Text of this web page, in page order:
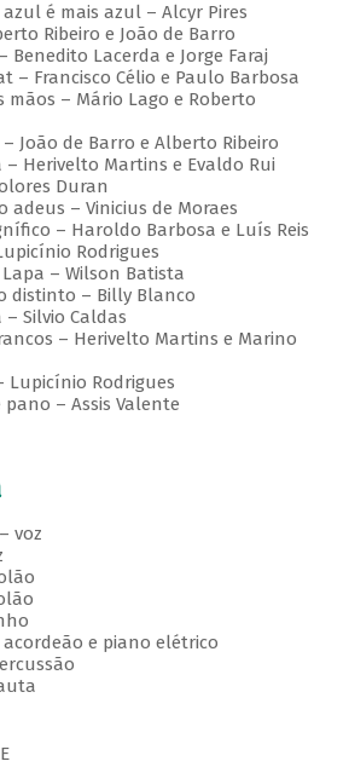
azul é mais azul – Alcyr Pires
Ribeiro e João de Barro
Benedito Lacerda e Jorge Faraj
– Francisco Célio e Paulo Barbosa
mãos – Mário Lago e Roberto
João de Barro e Alberto Ribeiro
– Herivelto Martins e Evaldo Rui
Duran
adeus – Vinicius de Moraes
– Haroldo Barbosa e Luís Reis
Rodrigues
– Wilson Batista
distinto – Billy Blanco
Silvio Caldas
– Herivelto Martins e Marino
Lupicínio Rodrigues
pano – Assis Valente
voz
e piano elétrico